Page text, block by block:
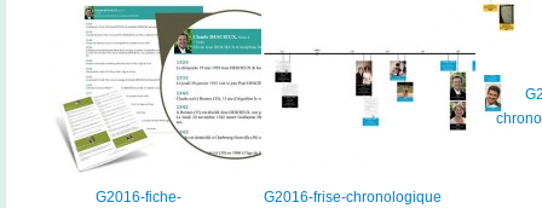
G2016-fiche-
G2016-frise-chronologique